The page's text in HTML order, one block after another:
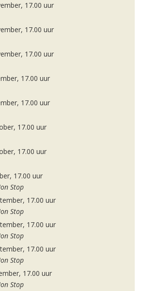
17.00 uur
17.00 uur
17.00 uur
17.00 uur
17.00 uur
17.00 uur
17.00 uur
17.00 uur
Stop
17.00 uur
Stop
17.00 uur
Stop
17.00 uur
Stop
17.00 uur
Stop